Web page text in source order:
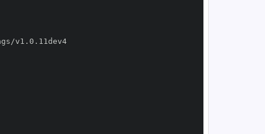
python3/.github/workflows/manylinux.yml@refs/tags/v1.0.11dev4